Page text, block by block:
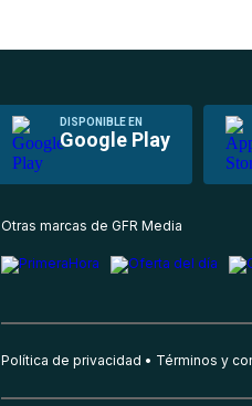
DISPONIBLE EN
Google Play
Otras marcas de GFR Media
Política de privacidad Términos y